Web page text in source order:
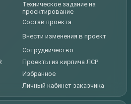
Техническое задание на
проектирование
Состав проекта
Внести изменения в проект
Сотрудничество
Проекты из кирпича ЛСР
Избранное
Личный кабинет заказчика